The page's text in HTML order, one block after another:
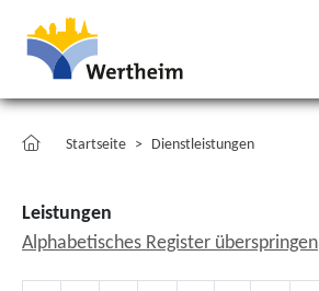
Startseite Dienstleistungen
Leistungen
Alphabetisches Register überspringen